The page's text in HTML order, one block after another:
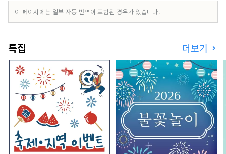
보세요! 오카야마 에는 오카야마 성, 일본 3대 정원
중 하나인 오카야마 고라쿠엔, 역사와 문화, 예술을
이 페이지에는 일부 자동 번역이 포함된 경우가 있습니다.
특집 더보기